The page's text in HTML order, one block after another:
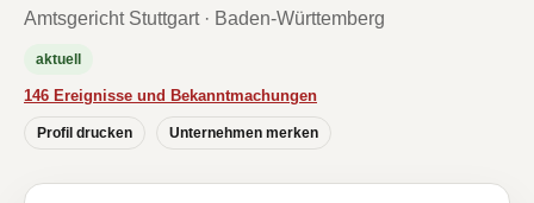
Amtsgericht Stuttgart · Baden-Württemberg
aktuell
146 Ereignisse und Bekanntmachungen
Profil drucken Unternehmen merken